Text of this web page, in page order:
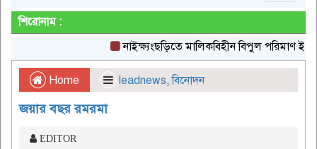
শিরোনাম :
নাইক্ষ্যংছড়িতে মালিকবিহীন বিপুল পরিমাণ ইয়াবা
Home leadnews,বিনোদন
জয়ার বছর রমরমা
EDITOR